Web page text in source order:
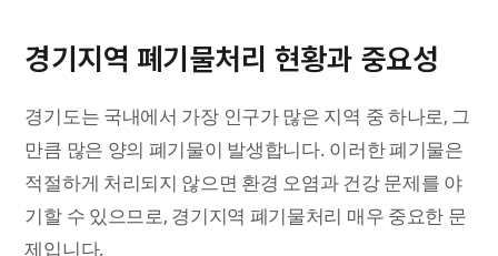
경기지역 폐기물처리 현황과 중요성
경기도는 국내에서 가장 인구가 많은 지역 중 하나로, 그
만큼 많은 양의 폐기물이 발생합니다. 이러한 폐기물은
적절하게 처리되지 않으면 환경 오염과 건강 문제를 야
기할 수 있으므로, 경기지역 폐기물처리 매우 중요한 문
제입니다.